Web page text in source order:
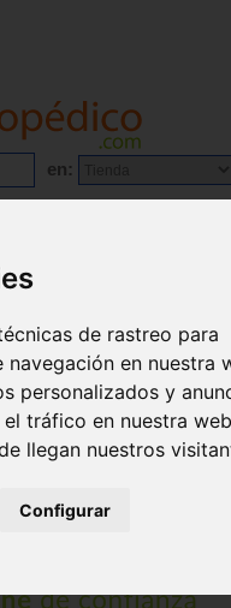
de rastreo para
en nuestra
personalizados y
tráfico en nuestra
llegan nuestros
Configurar
en: